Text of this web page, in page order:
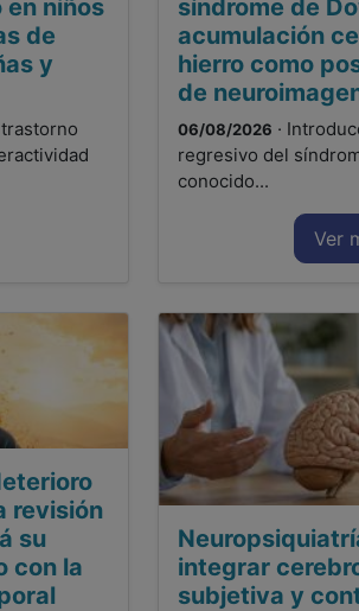
niños
de
y
síndrome de
acumulación
hierro como
de
06/08/2026 ·
regresivo del
conocido...
Ver
revisión
su
con la
integrar
subjetiva y